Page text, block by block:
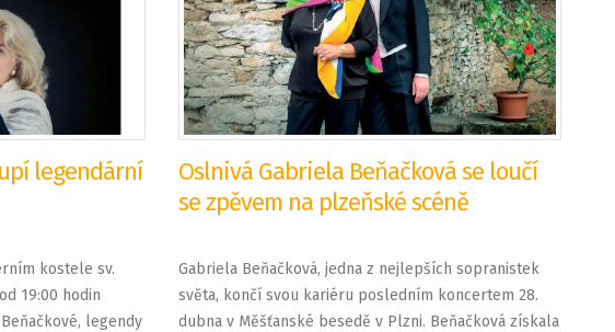
legendární
kostele sv.
19:00 hodin
legendy
Oslnivá Gabriela Beňačková se loučí
se zpěvem na plzeňské scéně
Gabriela Beňačková, jedna z nejlepších sopranistek
světa, končí svou kariéru posledním koncertem 28.
dubna v Měšťanské besedě v Plzni. Beňačková získala